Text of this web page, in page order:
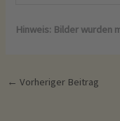
Hinweis: Bilder wurden
← Vorheriger Beitrag